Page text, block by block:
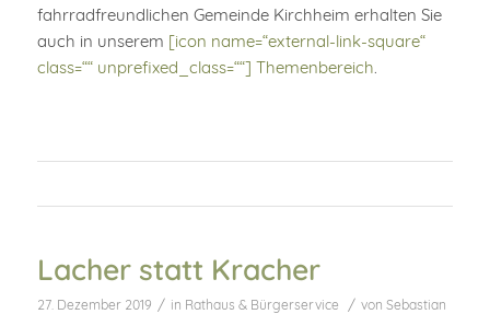
fahrradfreundlichen Gemeinde Kirchheim erhalten Sie
auch in unserem [icon name=“external-link-square“
class=““ unprefixed_class=““] Themenbereich
Lacher statt Kracher
27. Dezember 2019 / in Rathaus & Bürgerservice / von Sebastian